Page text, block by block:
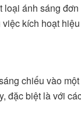
ánh sáng
kích hoạt
chiếu vào
đặc biệt là với